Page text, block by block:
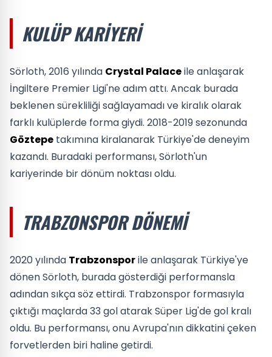
KULÜP KARIYERI
Sörloth, 2016 yılında Crystal Palaceile anlaşarak
İngiltere Premier Ligi'ne adım attı. Ancak burada
beklenen sürekliliği sağlayamadı ve kiralık olarak
farklı kulüplerde forma giydi. 2018-2019 sezonunda
Göztepe takımına kiralanarak Türkiye'de deneyim
kazandı. Buradaki performansı, Sörloth'un
kariyerinde bir dönüm noktası oldu.
TRABZONSPOR DÖNEMI
2020 yılında Trabzonsporile anlaşarak Türkiye'ye
dönen Sörloth, burada gösterdiği performansla
adından sıkça söz ettirdi. Trabzonspor formasıyla
çıktığı maçlarda 33 gol atarak Süper Lig'de gol kralı
oldu. Bu performansı, onu Avrupa'nın dikkatini çeken
forvetlerden biri haline getirdi.